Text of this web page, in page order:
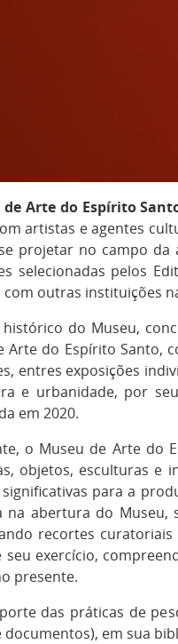
de Arte do Espírito
artistas e agentes
projetar no campo da
selecionadas pelos
outras instituições
do Museu,
Arte do Espírito Santo,
entres exposições
e urbanidade, por
em 2020.
o Museu de Arte do
objetos, esculturas e
significativas para a
na abertura do Museu,
recortes
seu exercício,
presente.
das práticas de
documentos), em sua